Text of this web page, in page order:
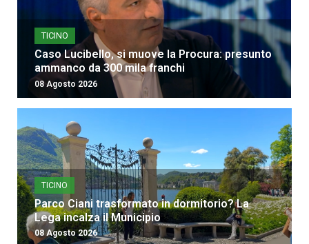
TICINO
Caso Lucibello, si muove la Procura: presunto
ammanco da 300 mila franchi
08 Agosto 2026
TICINO
Parco Ciani trasformato in dormitorio? La
Lega incalza il Municipio
08 Agosto 2026